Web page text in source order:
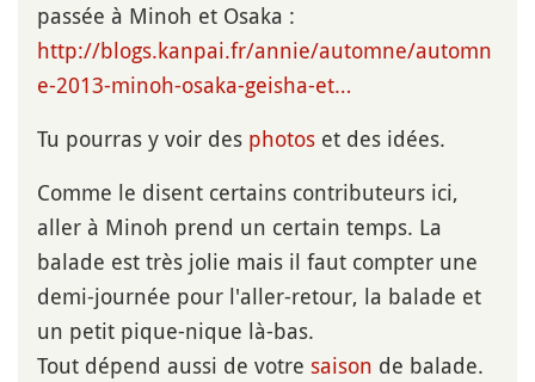
passée à Minoh et Osaka :
http://blogs.kanpai.fr/annie/automne/automn
e-2013-minoh-osaka-geisha-et…
Tu pourras y voir des photos et des idées.
Comme le disent certains contributeurs ici,
aller à Minoh prend un certain temps. La
balade est très jolie mais il faut compter une
demi-journée pour l'aller-retour, la balade et
un petit pique-nique là-bas.
Tout dépend aussi de votre saison de balade.